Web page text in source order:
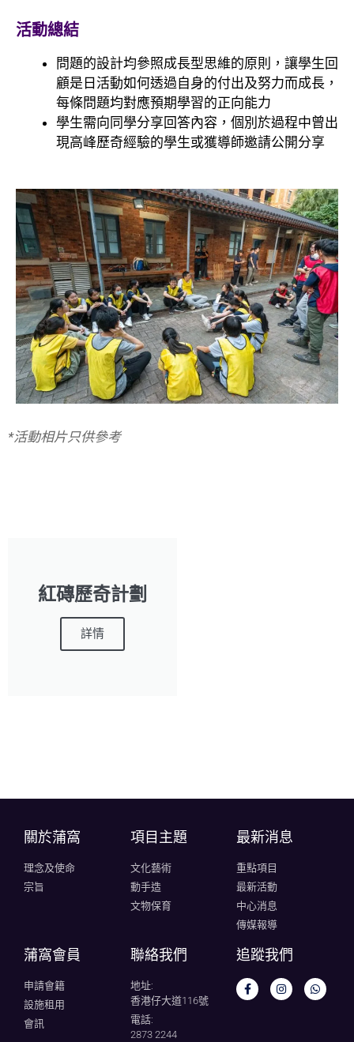
活動總結
問題的設計均參照成長型思維的原則，讓學生回
顧是日活動如何透過自身的付出及努力而成長，
每條問題均對應預期學習的正向能力
學生需向同學分享回答內容，個別於過程中曾出
現高峰歷奇經驗的學生或獲導師邀請公開分享
*活動相片只供參考
紅磚歷奇計劃
詳情
關於蒲窩​
理念及使命
宗旨
項目主題
文化藝術
動手造
文物保育
最新消息
重點項目
最新活動
中心消息
傳媒報導
蒲窩會員
申請會籍
設施租用
會訊
聯絡我們
地址:
香港仔大道116號
電話:
2873 2244
追蹤我們